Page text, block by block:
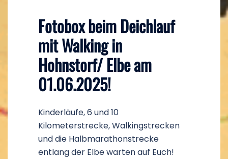
Fotobox beim Deichlauf
mit Walking in
Hohnstorf/ Elbe am
01.06.2025!
Kinderläufe, 6 und 10
Kilometerstrecke, Walkingstrecken
und die Halbmarathonstrecke
entlang der Elbe warten auf Euch!